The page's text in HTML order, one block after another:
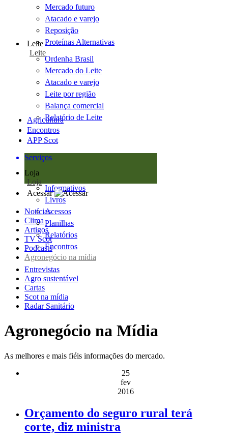
Mercado futuro
Atacado e varejo
Reposição
Proteínas Alternativas
Leite
Leite
Ordenha Brasil
Mercado do Leite
Atacado e varejo
Leite por região
Balança comercial
Relatório de Leite
Agricultura
Encontros
APP Scot
Serviços
Loja
Loja
Informativos
Livros
Acessos
Planilhas
Relatórios
Encontros
Acessar
Notícias
Clima
Artigos
TV Scot
Podcasts
Agronegócio na mídia
Entrevistas
Agro sustentável
Cartas
Scot na mídia
Radar Sanitário
Agronegócio na Mídia
As melhores e mais fiéis informações do mercado.
25
fev
2016
Orçamento do seguro rural terá
corte, diz ministra